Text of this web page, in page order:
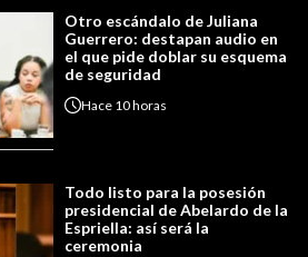
Otro escándalo de Juliana
Guerrero: destapan audio en
el que pide doblar su esquema
de seguridad
Hace 10 horas
Todo listo para la posesión
presidencial de Abelardo de la
Espriella: así será la
ceremonia